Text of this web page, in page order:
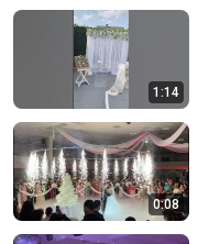
1:14
0:08